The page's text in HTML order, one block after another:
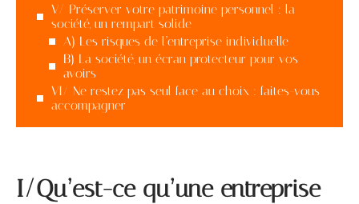
V/ Préserver votre patrimoine personnel : la
société, un rempart solide
A) Les risques de l’entreprise individuelle
B) La société, un écran protecteur pour vos
avoirs
VI/ Ne restez pas seul face au choix : faites-vous
accompagner
I/Qu’est-ce qu’une entreprise